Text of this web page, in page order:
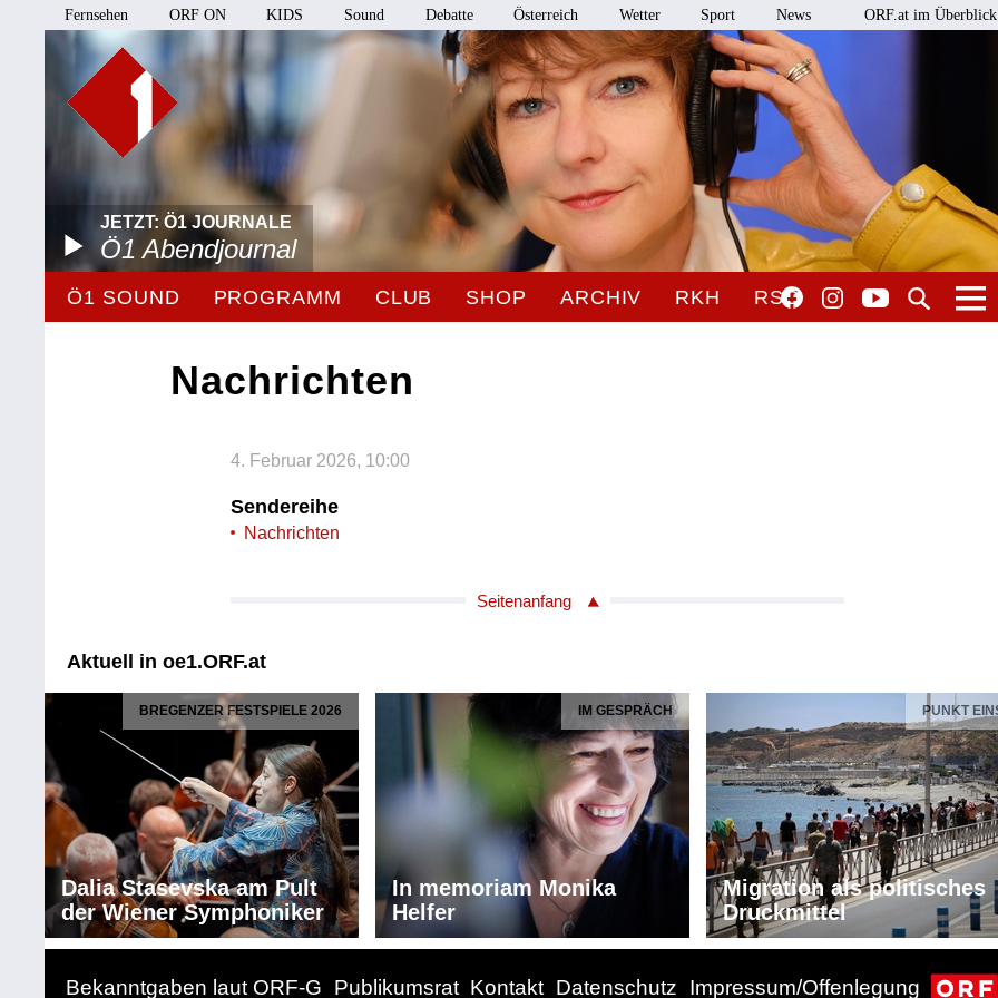
Fernsehen ORF ON KIDS Sound Debatte Österreich Wetter Sport News ORF.at im Überblick
JETZT: Ö1 JOURNALE
Ö1 Abendjournal
Ö1 SOUND PROGRAMM CLUB SHOP ARCHIV RKH RSO
Nachrichten
4. Februar 2026, 10:00
Sendereihe
Nachrichten
Seitenanfang
Aktuell in oe1.ORF.at
BREGENZER FESTSPIELE 2026
Dalia Stasevska am Pult
der Wiener Symphoniker
IM GESPRÄCH
In memoriam Monika
Helfer
PUNKT
Migration als politisches
Druckmittel
Bekanntgaben laut ORF-G Publikumsrat Kontakt Datenschutz Impressum/Offenlegung